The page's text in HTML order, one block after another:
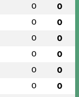
0 0
0 0
0 0
0 0
0 0
0 0